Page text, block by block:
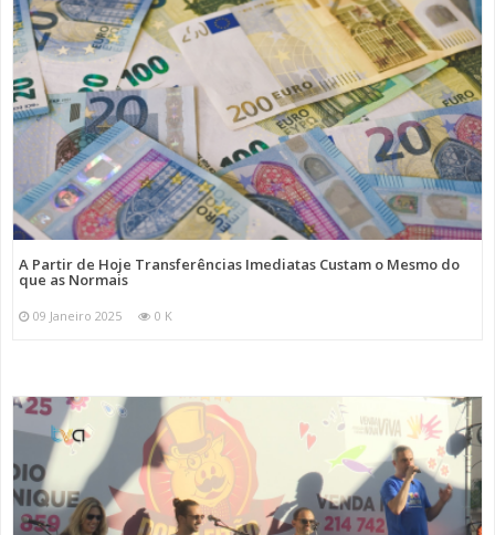
A Partir de Hoje Transferências Imediatas Custam o Mesmo do
que as Normais
09 Janeiro 2025 0 K